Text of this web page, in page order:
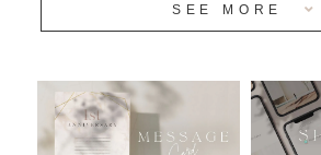
安心のチャビーバルーン
おすすめ商品
バルーン自動販売機
SEE MORE